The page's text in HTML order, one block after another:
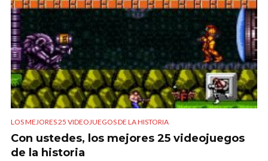
LOS MEJORES 25 VIDEOJUEGOS DE LA HISTORIA
Con ustedes, los mejores 25 videojuegos
de la historia